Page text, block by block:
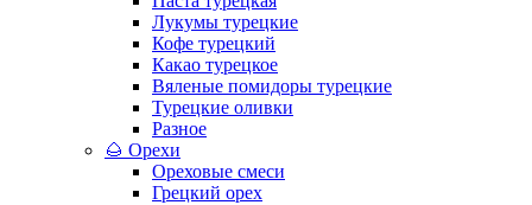
Лукумы турецкие
Кофе турецкий
Какао турецкое
Вяленые помидоры турецкие
Турецкие оливки
Разное
🌰 Орехи
Ореховые смеси
Грецкий орех